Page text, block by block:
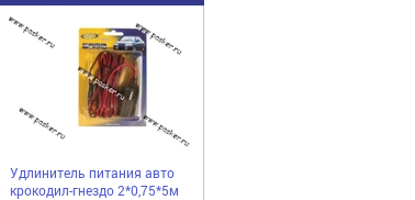
Удлинитель питания авто
крокодил-гнездо 2*0,75*5м